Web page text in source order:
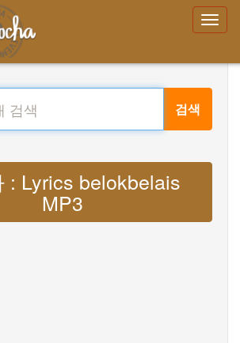
검색
: Lyrics belokbelais
MP3